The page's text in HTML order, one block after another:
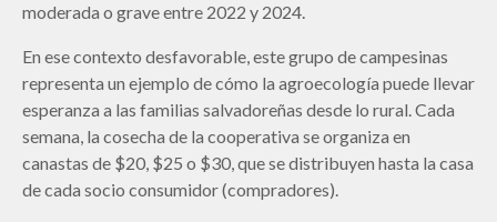
moderada o grave entre 2022 y 2024.
En ese contexto desfavorable, este grupo de campesinas
representa un ejemplo de cómo la agroecología puede llevar
esperanza a las familias salvadoreñas desde lo rural. Cada
semana, la cosecha de la cooperativa se organiza en
canastas de $20, $25 o $30, que se distribuyen hasta la casa
de cada socio consumidor (compradores).